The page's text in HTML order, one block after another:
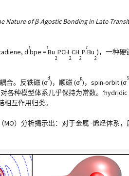
Nature of β-Agostic Bonding in Late-
d
t
bpe =
t
Bu
2
PCH
2
CH
2
P
t
Bu
2
)，一种硬
合。反铁磁 (σ
d
)，顺磁 (σ
p
)，spin-orbit (σ
对各种模型体系几乎保持为常数。
互作用归类。
）分析揭示出：对于金属 -烯烃体系